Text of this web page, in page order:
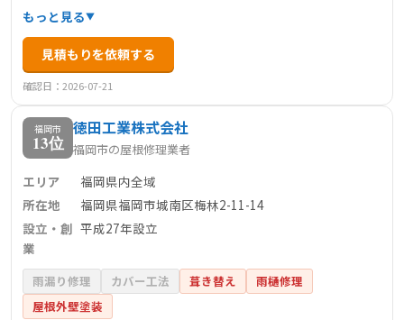
鉄筋の錆を防ぐため、外壁を中心に改修を行っています。
無料の建物診断を基に具体的な対策を提案し、安全管理体
制や高品質化、コストダウンに努めています。また、資金
調達や税金対策などのトータルサポートも提供していま
す。
もっと見る
見積もりを依頼する
確認日：2026-07-21
福岡市
13位
徳田工業株式会社
福岡市の屋根修理業者
エリア
福岡県内全域
所在地
福岡県福岡市城南区梅林2-11-14
設立・創
業
平成27年設立
雨漏り修理 カバー工法 葺き替え
雨樋修理
屋根外壁塗装